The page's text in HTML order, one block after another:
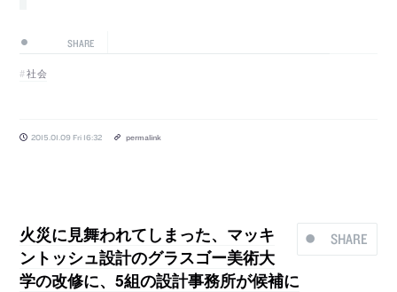
SHARE
社会
2015.01.09 Fri 16:32 permalink
SHARE
火災に見舞われてしまった、マッキ
ントッシュ設計のグラスゴー美術大
学の改修に、5組の設計事務所が候補に